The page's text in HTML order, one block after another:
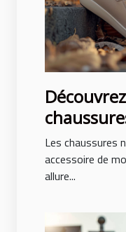
peuvent
posture
Les chaussures
accessoire de
allure...